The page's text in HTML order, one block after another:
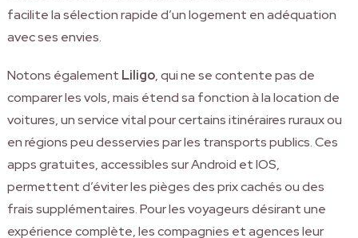
facilite la sélection rapide d’un logement en adéquation
avec ses envies.
Notons également Liligo, qui ne se contente pas de
comparer les vols, mais étend sa fonction à la location de
voitures, un service vital pour certains itinéraires ruraux ou
en régions peu desservies par les transports publics. Ces
apps gratuites, accessibles sur Android et IOS,
permettent d’éviter les pièges des prix cachés ou des
frais supplémentaires. Pour les voyageurs désirant une
expérience complète, les compagnies et agences leur